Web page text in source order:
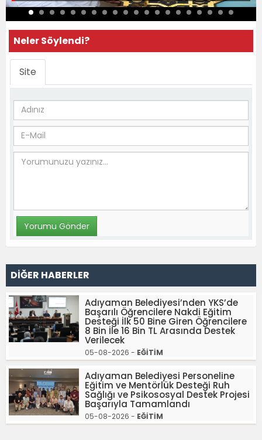
Neler Söylendi?
Site
DİĞER HABERLER
Adıyaman Belediyesi’nden YKS’de
Başarılı Öğrencilere Nakdi Eğitim
Desteği İlk 50 Bine Giren Öğrencilere
8 Bin İle 16 Bin TL Arasında Destek
Verilecek
05-08-2026 - EĞİTİM
Adıyaman Belediyesi Personeline
Eğitim ve Mentörlük Desteği Ruh
Sağlığı ve Psikososyal Destek Projesi
Başarıyla Tamamlandı
05-08-2026 - EĞİTİM